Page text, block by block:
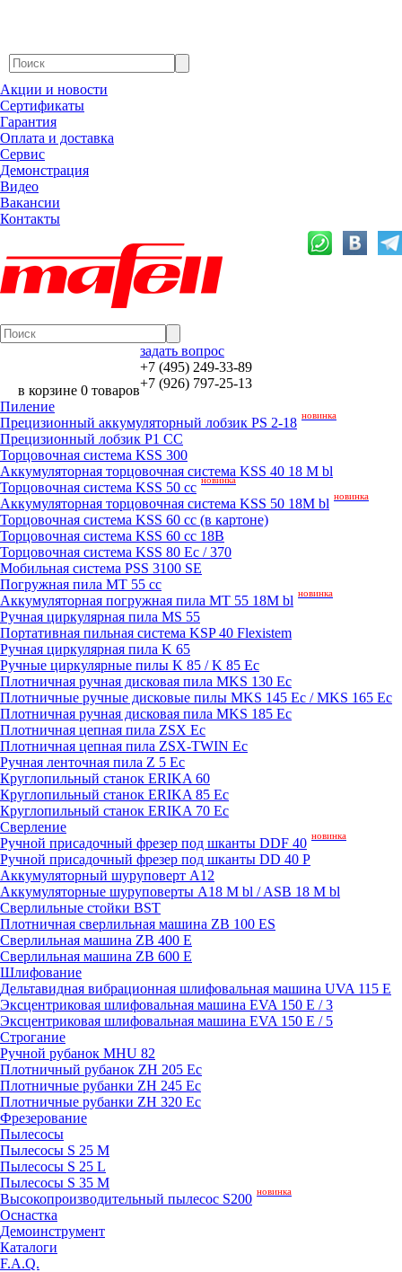
Акции и новости
Сертификаты
Гарантия
Оплата и доставка
Сервис
Демонстрация
Видео
Вакансии
Контакты
в корзине 0 товаров
задать вопрос
+7 (495) 249-33-89
+7 (926) 797-25-13
Пиление
Прецизионный аккумуляторный лобзик PS 2-18 новинка
Прецизионный лобзик P1 CC
Торцовочная система KSS 300
Аккумуляторная торцовочная система KSS 40 18 M bl
Торцовочная система KSS 50 сс новинка
Аккумуляторная торцовочная система KSS 50 18M bl новинка
Торцовочная система KSS 60 cc (в картоне)
Торцовочная система KSS 60 cc 18В
Торцовочная система KSS 80 Ec / 370
Мобильная система PSS 3100 SE
Погружная пила MT 55 cc
Аккумуляторная погружная пила MT 55 18M bl новинка
Ручная циркулярная пила MS 55
Портативная пильная система KSP 40 Flexistem
Ручная циркулярная пила K 65
Ручные циркулярные пилы K 85 / K 85 Ec
Плотничная ручная дисковая пила MKS 130 Ec
Плотничные ручные дисковые пилы MKS 145 Ec / MKS 165 Ec
Плотничная ручная дисковая пила MKS 185 Ec
Плотничная цепная пила ZSX Ec
Плотничная цепная пила ZSX-TWIN Ec
Ручная ленточная пила Z 5 Ec
Круглопильный станок ERIKA 60
Круглопильный станок ERIKA 85 Ec
Круглопильный станок ERIKA 70 Ec
Сверление
Ручной присадочный фрезер под шканты DDF 40 новинка
Ручной присадочный фрезер под шканты DD 40 P
Аккумуляторный шуруповерт A12
Аккумуляторные шуруповерты A18 M bl / ASB 18 M bl
Сверлильные стойки BST
Плотничная сверлильная машина ZB 100 ES
Сверлильная машина ZB 400 E
Сверлильная машина ZB 600 E
Шлифование
Дельтавидная вибрационная шлифовальная машина UVA 115 E
Эксцентриковая шлифовальная машина EVA 150 E / 3
Эксцентриковая шлифовальная машина EVA 150 E / 5
Строгание
Ручной рубанок MHU 82
Плотничный рубанок ZH 205 Ec
Плотничные рубанки ZH 245 Ec
Плотничные рубанки ZH 320 Ec
Фрезерование
Пылесосы
Пылесосы S 25 M
Пылесосы S 25 L
Пылесосы S 35 M
Высокопроизводительный пылесос S200 новинка
Оснастка
Демоинструмент
Каталоги
F.A.Q.